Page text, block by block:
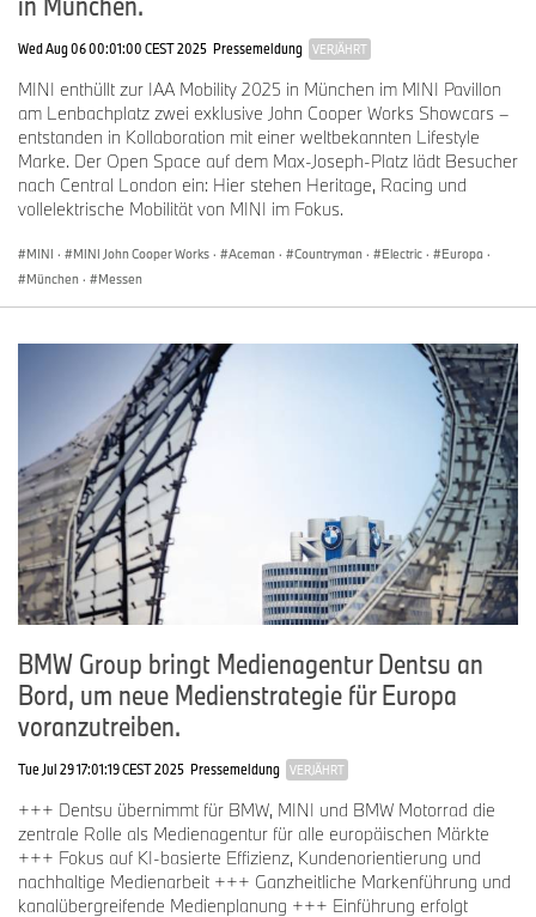
Wed Aug 06 00:01:00 CEST 2025 Pressemeldung VERJÄHRT
MINI enthüllt zur IAA Mobility 2025 in München im MINI Pavillon
am Lenbachplatz zwei exklusive John Cooper Works Showcars –
entstanden in Kollaboration mit einer weltbekannten Lifestyle
Marke. Der Open Space auf dem Max-Joseph-Platz lädt Besucher
nach Central London ein: Hier stehen Heritage, Racing und
vollelektrische Mobilität von MINI im Fokus.
MINI · MINI John Cooper Works · Aceman · Countryman · Electric · Europa ·
München · Messen
BMW Group bringt Medienagentur Dentsu an
Bord, um neue Medienstrategie für Europa
voranzutreiben.
Tue Jul 29 17:01:19 CEST 2025 Pressemeldung VERJÄHRT
+++ Dentsu übernimmt für BMW, MINI und BMW Motorrad die
zentrale Rolle als Medienagentur für alle europäischen Märkte
+++ Fokus auf KI-basierte Effizienz, Kundenorientierung und
nachhaltige Medienarbeit +++ Ganzheitliche Markenführung und
kanalübergreifende Medienplanung +++ Einführung erfolgt